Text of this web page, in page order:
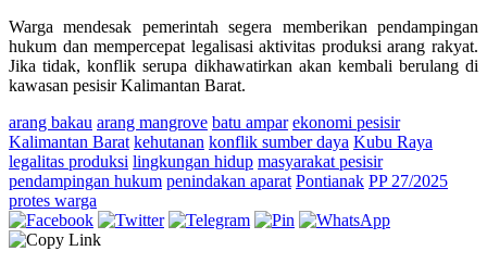
Warga mendesak pemerintah segera memberikan pendampingan
hukum dan mempercepat legalisasi aktivitas produksi arang rakyat.
Jika tidak, konflik serupa dikhawatirkan akan kembali berulang di
kawasan pesisir Kalimantan Barat.
arang bakau arang mangrove batu ampar ekonomi pesisir
Kalimantan Barat kehutanan konflik sumber daya Kubu Raya
legalitas produksi lingkungan hidup masyarakat pesisir
pendampingan hukum penindakan aparat Pontianak PP 27/2025
protes warga